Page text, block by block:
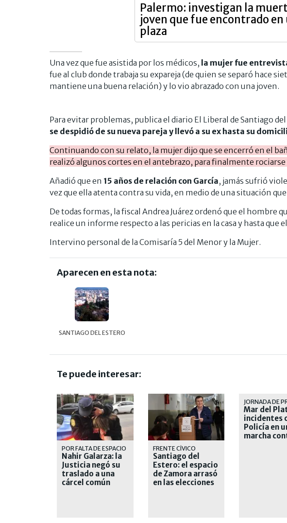
Palermo: investigan la
joven que fue encontrado en
plaza
Una vez que fue asistida por los médicos, la mujer fue
fue al club donde trabaja su expareja (de quien se separó hace
mantiene una buena relación) y lo vio abrazado con una joven.
Para evitar problemas, publica el diario El Liberal de Santiago
se despidió de su nueva pareja y llevó a su ex hasta su
Continuando con su relato, la mujer dijo que se encerró en el
realizó algunos cortes en el antebrazo, para finalmente
Añadió que en 15 años de relación con García, jamás sufrió
vez que ella atenta contra su vida, en medio de una situación
De todas formas, la fiscal Andrea Juárez ordenó que el hombre
realice un informe respecto a las pericias en la casa y hasta que
Intervino personal de la Comisaría 5 del Menor y la Mujer.
Aparecen en esta nota:
SANTIAGO DEL ESTERO
Te puede interesar:
POR FALTA DE ESPACIO
Nahir Galarza: la
Justicia negó su
traslado a una
cárcel común
FRENTE CÍVICO
Santiago del
Estero: el espacio
de Zamora arrasó
en las elecciones
Mar del
incidentes
Policía en
marcha